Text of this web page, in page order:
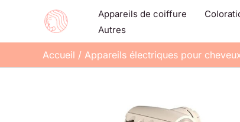
contenu
Appareils de coiffure
Autres
Accueil Appareils électriques pour